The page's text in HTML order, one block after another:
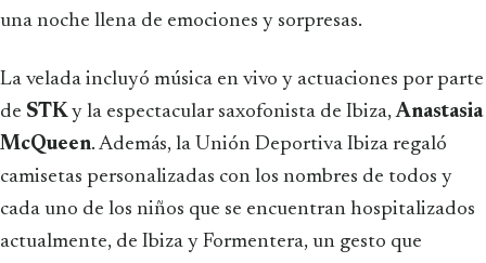
una noche llena de emociones y sorpresas.
La velada incluyó música en vivo y actuaciones por parte
de STKy la espectacular saxofonista de Ibiza,Anastasia
McQueen. Además, la Unión Deportiva Ibiza regaló
camisetas personalizadas con los nombres de todos y
cada uno de los niños que se encuentran hospitalizados
actualmente, de Ibiza y Formentera, un gesto que